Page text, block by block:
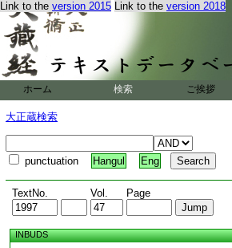
Link to the version 2015 Link to the version 2018
ホーム 検索 ご挨拶
大正蔵検索
punctuation Hangul Eng
TextNo. Vol. Page
INBUDS